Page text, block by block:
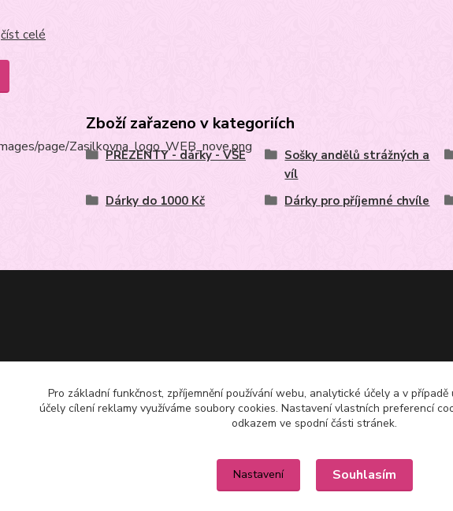
číst celé
Zboží zařazeno v kategoriích
PREZENTY - dárky - VŠE
Sošky andělů strážných a
víl
Dárky do 1000 Kč Dárky pro příjemné chvíle
Pro základní funkčnost, zpříjemnění používání webu, analytické účely a v
účely cílení reklamy využíváme soubory cookies. Nastavení vlastních preferencí
odkazem ve spodní části stránek.
Nastavení Souhlasím